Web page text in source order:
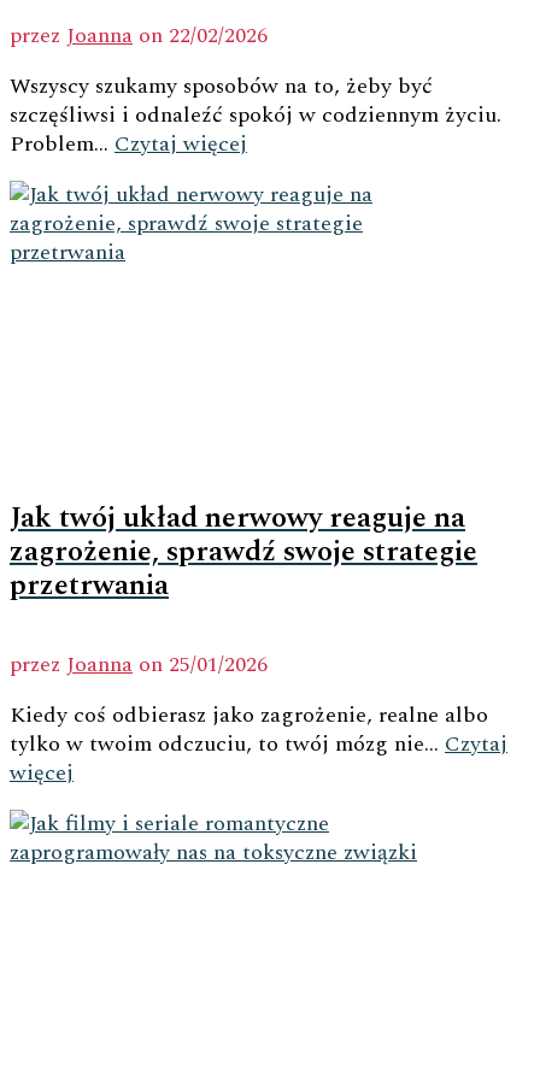
przez Joanna on 22/02/2026
Wszyscy szukamy sposobów na to, żeby być
szczęśliwsi i odnaleźć spokój w codziennym życiu.
Problem... Czytaj więcej
Jak twój układ nerwowy reaguje na
zagrożenie, sprawdź swoje strategie
przetrwania
przez Joanna on 25/01/2026
Kiedy coś odbierasz jako zagrożenie, realne albo
tylko w twoim odczuciu, to twój mózg nie... Czytaj
więcej